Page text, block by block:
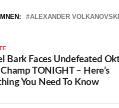
ALEXANDER VOLKANOVSKI
Bark Faces Undefeated
TONIGHT – Here’s
You Need To Know